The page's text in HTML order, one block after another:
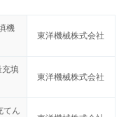
機
東洋機械株式会社
充填
東洋機械株式会社
てん